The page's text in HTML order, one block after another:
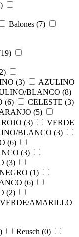
Balones (7)
(3)
AZULINO
BLANCO (8)
(6)
CELESTE (3)
(5)
ROJO (3)
VERDE
BLANCO (3)
(6)
(3)
(3)
(1)
(6)
(2)
VERDE/AMARILLO
Reusch (0)